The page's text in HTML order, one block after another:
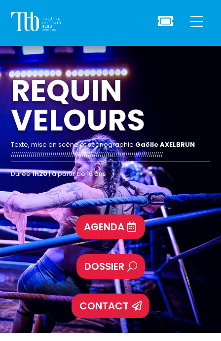

REQUIN
VELOURS
Texte, mise en scène et scénographie Gaëlle AXELBRUN
/////////////////////////////////////////////////////////////////////////////
Durée1h20| à partir de 16 ans
AGENDA
DOSSIER
CONTACT